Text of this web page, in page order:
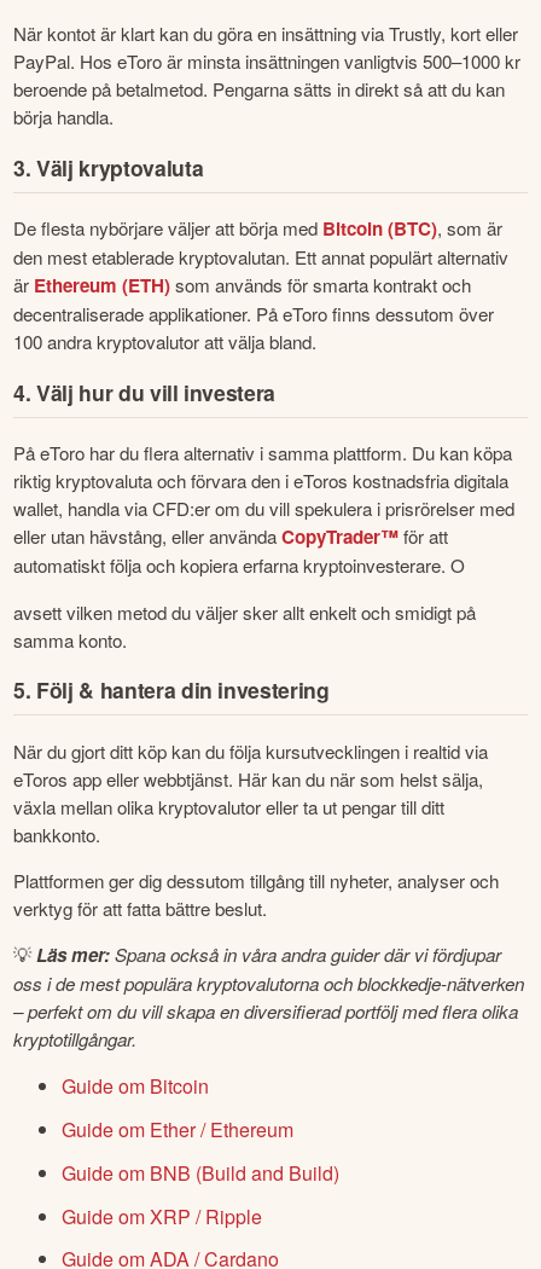
När kontot är klart kan du göra en insättning via Trustly, kort eller
PayPal. Hos eToro är minsta insättningen vanligtvis 500–1000 kr
beroende på betalmetod. Pengarna sätts in direkt så att du kan
börja handla.
3. Välj kryptovaluta
De flesta nybörjare väljer att börja med Bitcoin (BTC), som är
den mest etablerade kryptovalutan. Ett annat populärt alternativ
är Ethereum (ETH) som används för smarta kontrakt och
decentraliserade applikationer. På eToro finns dessutom över
100 andra kryptovalutor att välja bland.
4. Välj hur du vill investera
På eToro har du flera alternativ i samma plattform. Du kan köpa
riktig kryptovaluta och förvara den i eToros kostnadsfria digitala
wallet, handla via CFD:er om du vill spekulera i prisrörelser med
eller utan hävstång, eller använda CopyTrader™ för att
automatiskt följa och kopiera erfarna kryptoinvesterare. O
avsett vilken metod du väljer sker allt enkelt och smidigt på
samma konto.
5. Följ & hantera din investering
När du gjort ditt köp kan du följa kursutvecklingen i realtid via
eToros app eller webbtjänst. Här kan du när som helst sälja,
växla mellan olika kryptovalutor eller ta ut pengar till ditt
bankkonto.
Plattformen ger dig dessutom tillgång till nyheter, analyser och
verktyg för att fatta bättre beslut.
💡 Läs mer: Spana också in våra andra guider där vi fördjupar
oss i de mest populära kryptovalutorna och blockkedje-nätverken
– perfekt om du vill skapa en diversifierad portfölj med flera olika
kryptotillgångar.
Guide om Bitcoin
Guide om Ether / Ethereum
Guide om BNB (Build and Build)
Guide om XRP / Ripple
Guide om ADA / Cardano